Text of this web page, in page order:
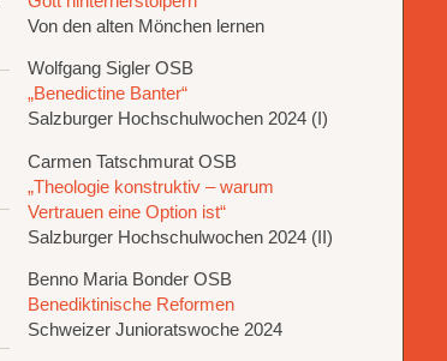
Von den alten Mönchen lernen
Wolfgang Sigler OSB
„Benedictine Banter“
Salzburger Hochschulwochen 2024 (I)
Carmen Tatschmurat OSB
„Theologie konstruktiv – warum
Vertrauen eine Option ist“
Salzburger Hochschulwochen 2024 (II)
Benno Maria Bonder OSB
Benediktinische Reformen
Schweizer Junioratswoche 2024